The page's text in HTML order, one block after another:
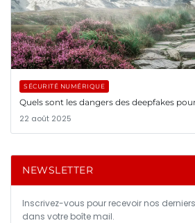
SÉCURITÉ NUMÉRIQUE
Quels sont les dangers des deepfakes
22 août 2025
NEWSLETTER
Inscrivez-vous pour recevoir nos
dans votre boîte mail.